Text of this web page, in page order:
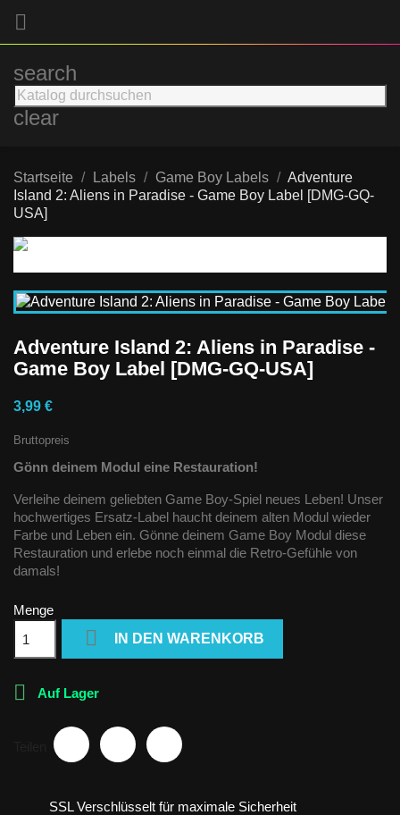

search
clear
Startseite Labels Game Boy Labels
Adventure
Island 2: Aliens in Paradise - Game Boy Label [DMG-GQ-
USA]
Adventure Island 2: Aliens in Paradise -
Game Boy Label [DMG-GQ-USA]
3,99 €
Bruttopreis
Gönn deinem Modul eine Restauration!
Verleihe deinem geliebten Game Boy-Spiel neues Leben! Unser
hochwertiges Ersatz-Label haucht deinem alten Modul wieder
Farbe und Leben ein. Gönne deinem Game Boy Modul diese
Restauration und erlebe noch einmal die Retro-Gefühle von
damals!
Menge
 IN DEN WARENKORB
 Auf Lager
SSL Verschlüsselt für maximale Sicherheit